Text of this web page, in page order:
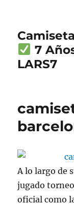
7
LARS7
A lo largo de
jugado
oficial como